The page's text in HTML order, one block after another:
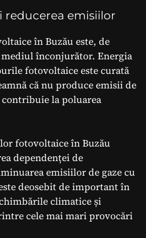
reducerea emisiilor
în Buzău este, de
înconjurător. Energia
fotovoltaice este curată
că nu produce emisii de
contribuie la poluarea
fotovoltaice în Buzău
dependenței de
emisiilor de gaze cu
deosebit de important în
climatice și
cele mai mari provocări